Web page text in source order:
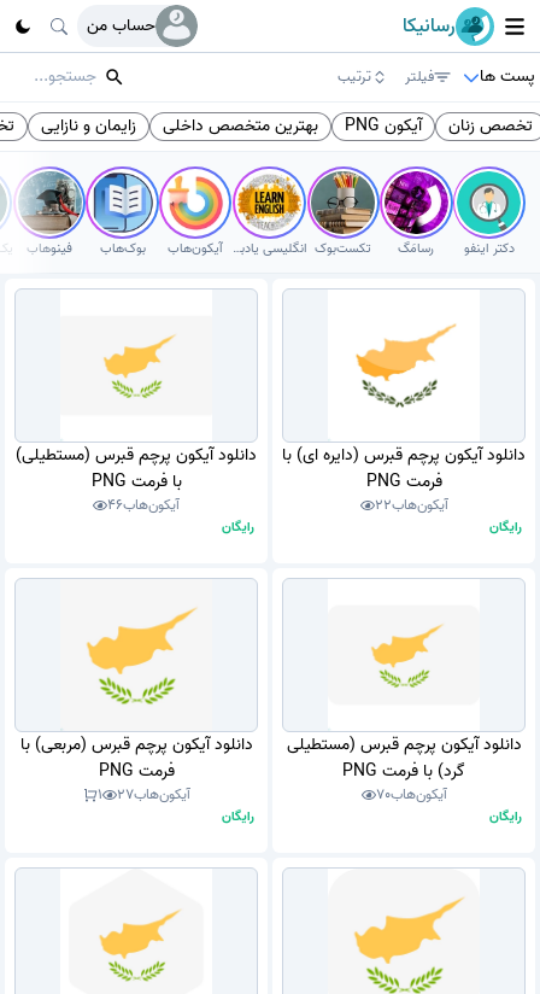
رسانیکا
حساب من
پست ها
فیلتر ترتیب
تخصص زنان آیکون PNG بهترین متخصص داخلی زایمان و نازایی
دکتر اینفو رسامَگ تکست‌بوک انگلیسی یادبگیر آیکون‌هاب بوک‌هاب فینوهاب
دانلود آیکون پرچم قبرس (دایره ای) با
فرمت PNG
آیکون‌هاب22
رایگان
دانلود آیکون پرچم قبرس (مستطیلی)
با فرمت PNG
آیکون‌هاب46
رایگان
دانلود آیکون پرچم قبرس (مستطیلی
گرد) با فرمت PNG
آیکون‌هاب70
رایگان
دانلود آیکون پرچم قبرس (مربعی) با
فرمت PNG
آیکون‌هاب27
1
رایگان